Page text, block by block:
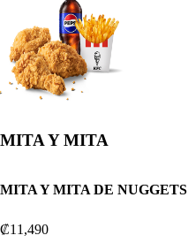
MITA Y MITA
MITA Y MITA DE NUGGETS
₡11,490